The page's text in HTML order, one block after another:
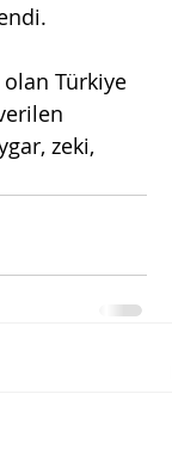
olan Türkiye
zeki,